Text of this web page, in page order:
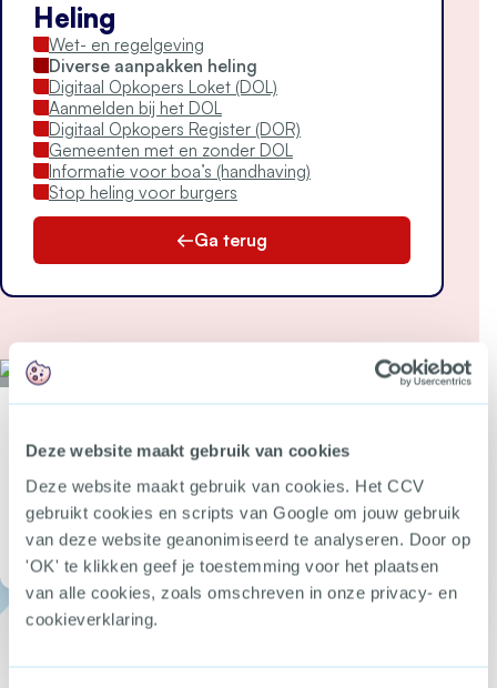
Deze website maakt gebruik van cookies
Deze website maakt gebruik van cookies. Het CCV
gebruikt cookies en scripts van Google om jouw gebruik
van deze website geanonimiseerd te analyseren. Door op
'OK' te klikken geef je toestemming voor het plaatsen
van alle cookies, zoals omschreven in onze privacy- en
cookieverklaring.
Heling
Wet- en regelgeving
Diverse aanpakken heling
Digitaal Opkopers Loket (DOL)
Aanmelden bij het DOL
Digitaal Opkopers Register (DOR)
Gemeenten met en zonder DOL
Informatie voor boa’s (handhaving)
Stop heling voor burgers
Ga terug
bijeenkomsten over criminaliteitspreventie?
Meld je aan voor de CCV-
nieuwsbrief!
Open Meld